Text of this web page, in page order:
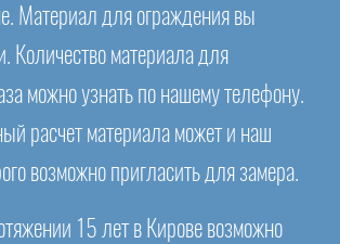
Материал для ограждения вы
Количество материала для
можно узнать по нашему телефону.
расчет материала может и наш
возможно пригласить для замера.
15 лет в Кирове возможно